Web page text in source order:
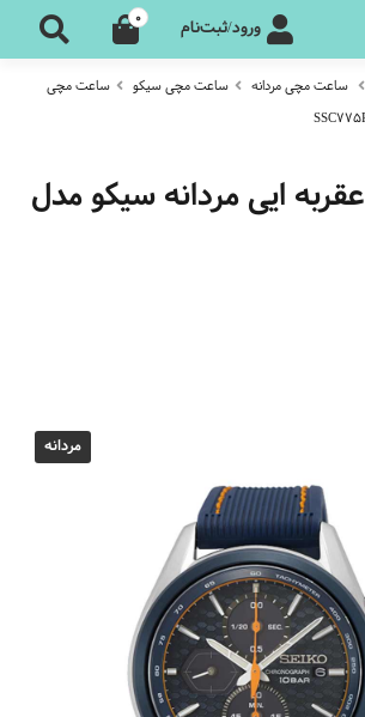
ورود/ثبت‌نام 0
ساعت مچی مردانه ساعت مچی سیکو
ساعت مچی
ایی مردانه سیکو مدل
مردانه